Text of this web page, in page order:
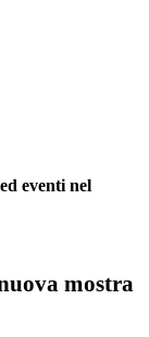
eventi nel
mostra